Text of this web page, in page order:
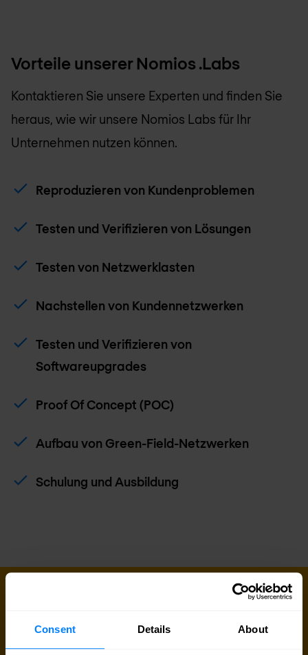
Consent Details About
Vorteile unserer Nomios .Labs
Kontaktieren Sie unsere Experten und finden Sie
heraus, wie wir unsere Nomios Labs für Ihr
Unternehmen nutzen können.
Reproduzieren von Kundenproblemen
Testen und Verifizieren von Lösungen
Testen von Netzwerklasten
Nachstellen von Kundennetzwerken
Testen und Verifizieren von
Softwareupgrades
Proof Of Concept (POC)
Aufbau von Green-Field-Netzwerken
Schulung und Ausbildung
Unser Professional Services Team steht Ihnen zur